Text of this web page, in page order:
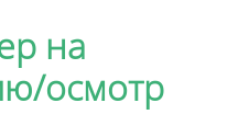
на
осмотр